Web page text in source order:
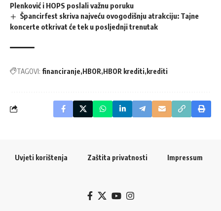
Plenković i HOPS poslali važnu poruku
Špancirfest skriva najveću ovogodišnju atrakciju: Tajne
koncerte otkrivat će tek u posljednji trenutak
TAGOVI: financiranje HBOR HBOR krediti krediti
Uvjeti korištenja Zaštita privatnosti Impressum